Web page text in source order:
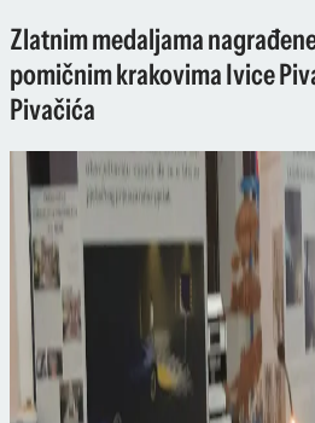
Zlatnim medaljama
pomičnim krakovima Ivice
Pivačića